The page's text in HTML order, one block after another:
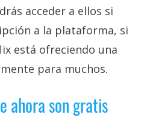
acceder a ellos si
a la plataforma, si
está ofreciendo una
para muchos.
ahora son gratis